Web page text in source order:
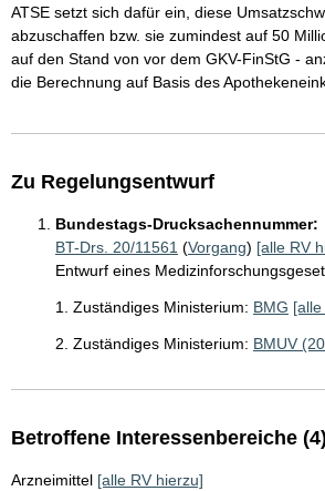
ATSE setzt sich dafür ein, diese
abzuschaffen bzw. sie zumindest auf 50
auf den Stand von vor dem GKV-FinStG -
die Berechnung auf Basis des
Zu Regelungsentwurf
Bundestags-Drucksachennummer:
BT-Drs. 20/11561 (Vorgang) [alle RV
Entwurf eines
1. Zuständiges Ministerium: BMG
2. Zuständiges Ministerium: BMUV
Betroffene Interessenbereiche (4)
Arzneimittel [alle RV hierzu]